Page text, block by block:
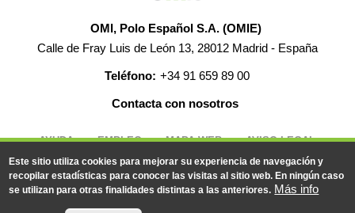
OMI, Polo Español S.A. (OMIE)
Calle de Fray Luis de León 13, 28012 Madrid - España
Teléfono: +34 91 659 89 00
Contacta con nosotros
© 2019-2026 - Todos los derechos reservados
AYUDA EMPLEO MAPA WEB AVISO LEGAL
Este sitio utiliza cookies para mejorar su experiencia de navegación y
recopilar estadísticas para conocer las visitas al sitio web. En ningún caso
se utilizan para otras finalidades distintas a las anteriores. Más info